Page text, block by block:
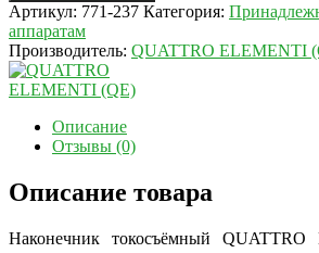
Артикул: 771-237 Категория:
аппаратам
Производитель: QUATTRO ELEMENTI
Описание
Отзывы (0)
Описание товара
Наконечник токосъёмный